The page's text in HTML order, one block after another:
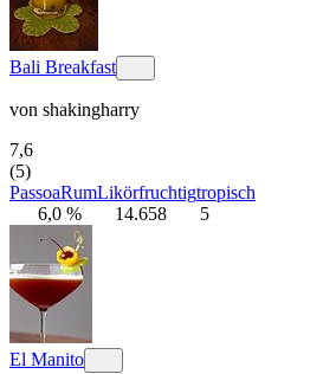
Bali Breakfast
von shakingharry
7,6
(5)
PassoaRumLikörfruchtigtropisch
6,0 %
14.658 5
El Manito